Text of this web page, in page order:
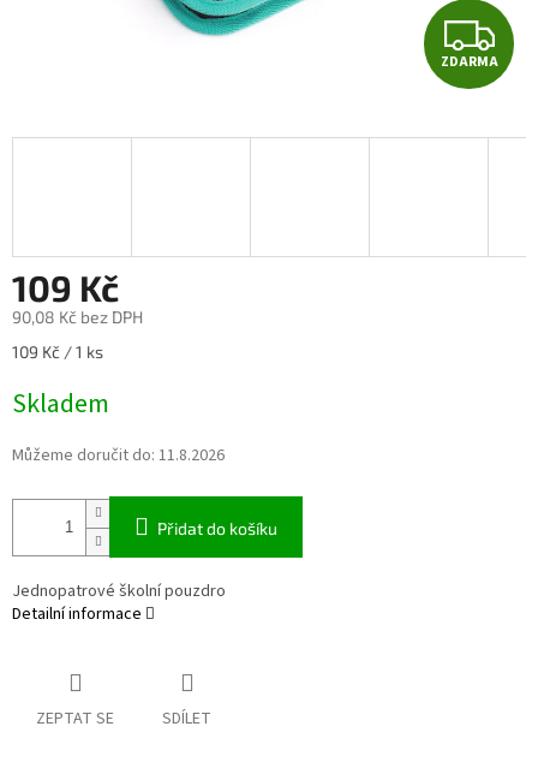
Z
D
A
ZDARMA
109 Kč
90,08 Kč bez DPH
Měrná
109 Kč / 1 ks
Skladem
Můžeme doručit do: 11.8.2026
Přidat do košíku
Jednopatrové školní pouzdro
Detailní informace
ZEPTAT SE SDÍLET